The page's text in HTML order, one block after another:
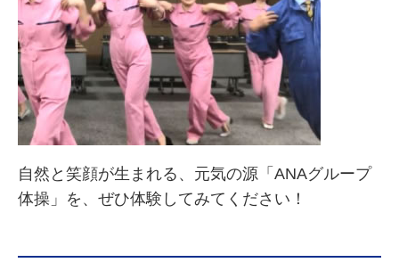
自然と笑顔が生まれる、元気の源「ANAグループ
体操」を、ぜひ体験してみてください！